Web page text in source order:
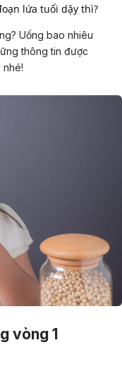
lứa tuổi dậy thì?
Uống bao nhiêu
thông tin được
vòng 1